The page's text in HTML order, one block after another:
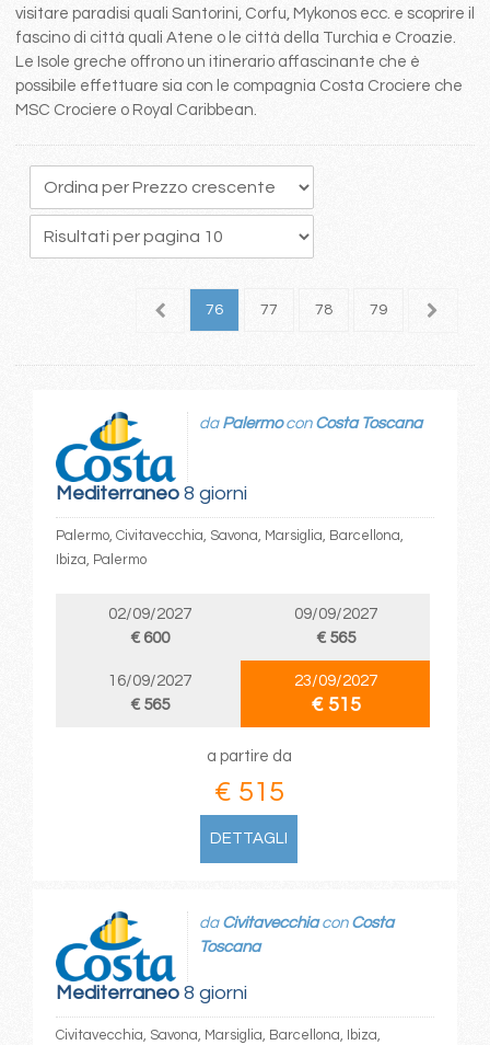
visitare paradisi quali Santorini, Corfu, Mykonos ecc. e scoprire il
fascino di città quali Atene o le città della Turchia e Croazie.
Le Isole greche offrono un itinerario affascinante che è
possibile effettuare sia con le compagnia Costa Crociere che
MSC Crociere o Royal Caribbean.
75 76 77 78 79 80
Mediterraneo8 giorni
da Palermocon Costa Toscana
Palermo, Civitavecchia, Savona, Marsiglia, Barcellona,
Ibiza, Palermo
02/09/2027
€ 600
09/09/2027
€ 565
16/09/2027
€ 565
23/09/2027
€ 515
a partire da
€ 515
DETTAGLI
Mediterraneo8 giorni
da Civitavecchiacon Costa
Toscana
Civitavecchia, Savona, Marsiglia, Barcellona, Ibiza,